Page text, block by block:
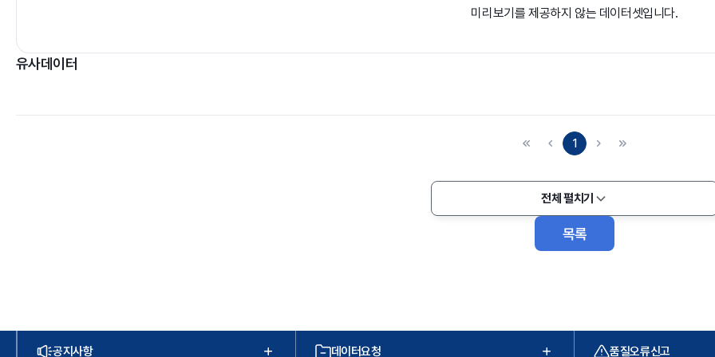
미리보기를 제공하지 않는 데이터셋입니다.
유사데이터
1
전체 펼치기
목록
공지사항 데이터요청 품질오류신고